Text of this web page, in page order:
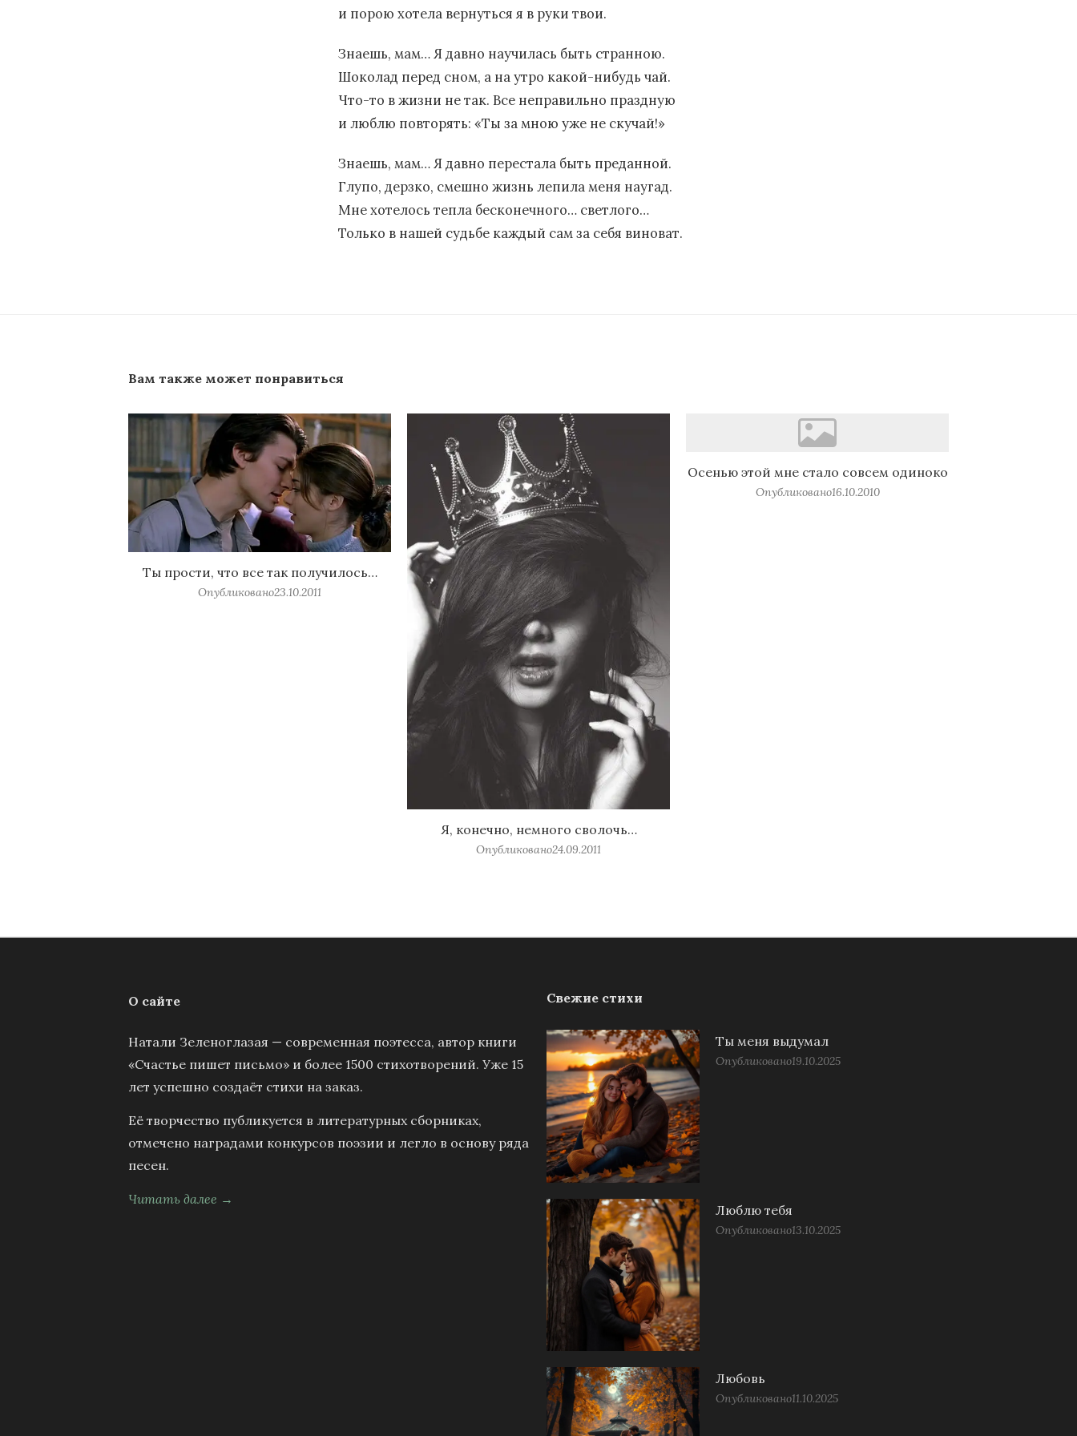
и порою хотела вернуться я в руки твои.
Знаешь, мам… Я давно научилась быть странною.
Шоколад перед сном, а на утро какой-нибудь чай.
Что-то в жизни не так. Все неправильно праздную
и люблю повторять: «Ты за мною уже не скучай!»
Знаешь, мам… Я давно перестала быть преданной.
Глупо, дерзко, смешно жизнь лепила меня наугад.
Мне хотелось тепла бесконечного… светлого…
Только в нашей судьбе каждый сам за себя виноват.
Вам также может понравиться
Ты прости, что все так получилось…
Опубликовано23.10.2011
Я, конечно, немного сволочь…
Опубликовано24.09.2011
Осенью этой мне стало совсем одиноко
Опубликовано16.10.2010
О сайте
Натали Зеленоглазая — современная поэтесса, автор книги
«Счастье пишет письмо» и более 1500 стихотворений. Уже 15
лет успешно создаёт стихи на заказ.
Её творчество публикуется в литературных сборниках,
отмечено наградами конкурсов поэзии и легло в основу ряда
песен.
Читать далее →
Свежие стихи
Ты меня выдумал
Опубликовано19.10.2025
Люблю тебя
Опубликовано13.10.2025
Любовь
Опубликовано11.10.2025